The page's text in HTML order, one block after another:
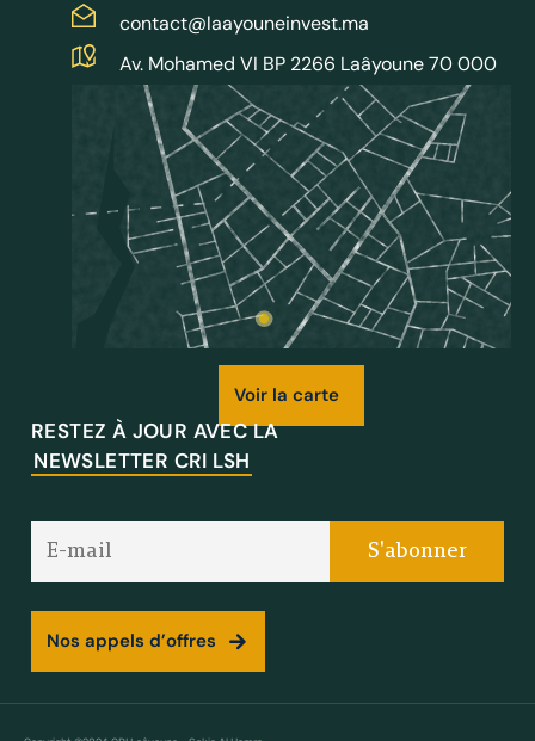
contact@laayouneinvest.ma
Av. Mohamed VI BP 2266 Laâyoune 70 000
Voir la carte
RESTEZ À JOUR AVEC LA
NEWSLETTER CRI LSH
Nos appels d’offres